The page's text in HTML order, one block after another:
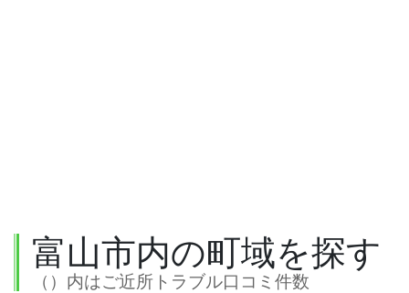
富山市内の町域を探す
（）内はご近所トラブル口コミ件数